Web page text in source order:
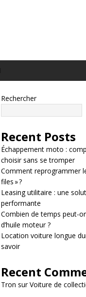
Rechercher
Recent Posts
Échappement moto :
choisir sans se tromper
Comment reprogrammer
files » ?
Leasing utilitaire : une
performante
Combien de temps peut-
d’huile moteur ?
Location voiture longue
savoir
Recent
Tron surVoiture de